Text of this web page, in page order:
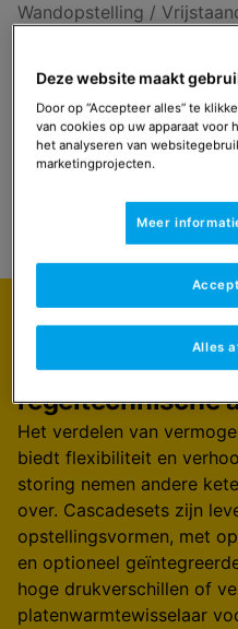
Wandopstelling /
Contact met
Navigeer naar
Flexibel in
regeltechnische
Het verdelen van
biedt flexibiliteit en
storing nemen andere
over. Cascadesets zijn
opstellingsvormen, met
en optioneel
hoge drukverschillen of
platenwarmtewisselaar
Deze website maakt
Door op “Accepteer alles” te
van cookies op uw apparaat voor
het analyseren van
marketingprojecten.
Meer
Alles